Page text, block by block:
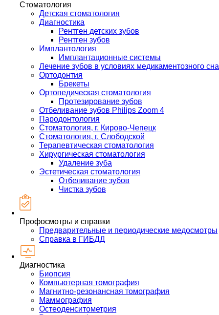
Стоматология
Детская стоматология
Диагностика
Рентген детских зубов
Рентген зубов
Имплантология
Имплантационные системы
Лечение зубов в условиях медикаментозного сна
Ортодонтия
Брекеты
Ортопедическая стоматология
Протезирование зубов
Отбеливание зубов Philips Zoom 4
Пародонтология
Стоматология, г. Кирово-Чепецк
Стоматология, г. Слободской
Терапевтическая стоматология
Хирургическая стоматология
Удаление зуба
Эстетическая стоматология
Отбеливание зубов
Чистка зубов
Профосмотры и справки
Предварительные и периодические медосмотры
Справка в ГИБДД
Диагностика
Биопсия
Компьютерная томография
Магнитно-резонансная томография
Маммография
Остеоденситометрия